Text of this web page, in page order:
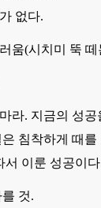
없다.
움(시치미 뚝
라. 지금의 성
침착하게 때를
서 이룬 성공이
것.